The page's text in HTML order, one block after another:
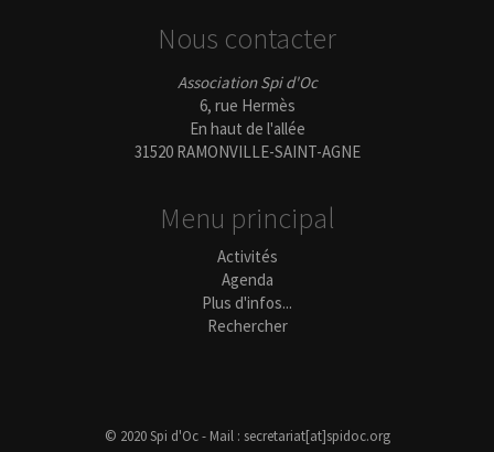
Nous contacter
Association Spi d'Oc
6, rue Hermès
En haut de l'allée
31520 RAMONVILLE-SAINT-AGNE
Menu principal
Activités
Agenda
Plus d'infos...
Rechercher
© 2020 Spi d'Oc - Mail : secretariat[at]spidoc.org